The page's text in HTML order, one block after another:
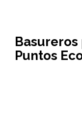
Basureros
Puntos